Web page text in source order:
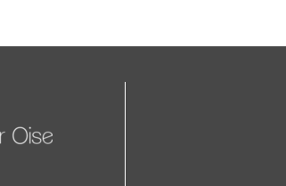
articles